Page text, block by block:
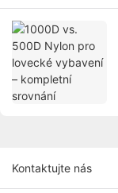
Kontaktujte nás